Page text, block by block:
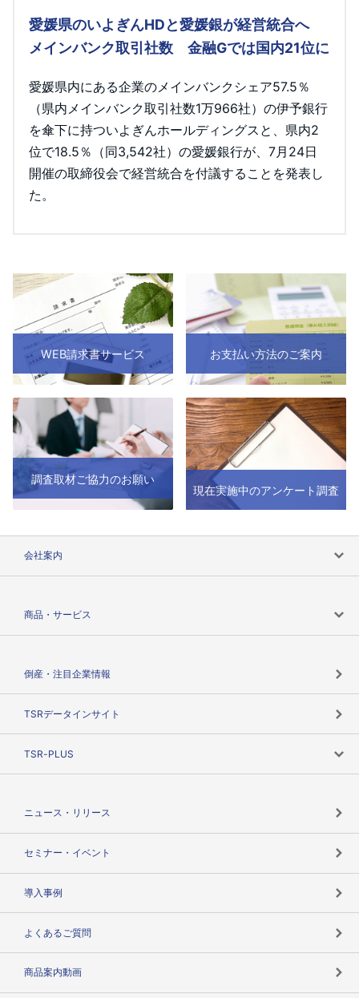
愛媛県のいよぎんHDと愛媛銀が経営統合へ
メインバンク取引社数 金融Gでは国内21位に
愛媛県内にある企業のメインバンクシェア57.5％
（県内メインバンク取引社数1万966社）の伊予銀行
を傘下に持ついよぎんホールディングスと、県内2
位で18.5％（同3,542社）の愛媛銀行が、7月24日
開催の取締役会で経営統合を付議することを発表し
た。
WEB請求書サービス お支払い方法のご案内
調査取材ご協力のお願い
現在実施中のアンケート調査
会社案内
商品・サービス
倒産・注目企業情報
TSRデータインサイト
TSR-PLUS
ニュース・リリース
セミナー・イベント
導入事例
よくあるご質問
商品案内動画